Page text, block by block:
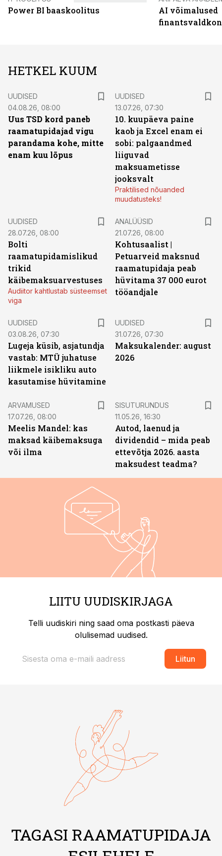
Power BI baaskoolitus
AI võimalused
HETKEL KUUM
UUDISED
04.08.26, 08:00
Uus TSD kord paneb
raamatupidajad vigu
parandama kohe, mitte
enam kuu lõpus
UUDISED
13.07.26, 07:30
10. kuupäeva paine
kaob ja Excel enam ei
sobi: palgaandmed
liiguvad
maksuametisse
jooksvalt
Praktilised nõuanded
muudatusteks!
UUDISED
28.07.26, 08:00
Bolti
raamatupidamislikud
trikid
käibemaksuarvestuses
Audiitor kahtlustab süsteemset
viga
ANALÜÜSID
21.07.26, 08:00
Kohtusaalist |
Petuarveid maksnud
raamatupidaja peab
hüvitama 37 000 eurot
tööandjale
UUDISED
03.08.26, 07:30
Lugeja küsib, asjatundja
vastab: MTÜ juhatuse
liikmele isikliku auto
kasutamise hüvitamine
UUDISED
31.07.26, 07:30
Maksukalender: august
2026
ARVAMUSED
17.07.26, 08:00
Meelis Mandel: kas
maksad käibemaksuga
või ilma
SISUTURUNDUS
11.05.26, 16:30
Autod, laenud ja
dividendid – mida peab
ettevõtja 2026. aasta
maksudest teadma?
LIITU UUDISKIRJAGA
Telli uudiskiri ning saad oma postkasti päeva
olulisemad uudised.
Liitun
TAGASI RAAMATUPIDAJA